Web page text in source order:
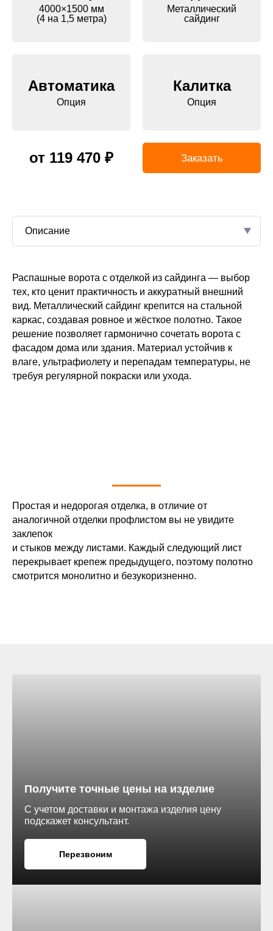
4000×1500 мм
(4 на 1,5 метра)
Металлический
сайдинг
Автоматика
Опция
Калитка
Опция
от 119 470 ₽ Заказать
Описание
Распашные ворота с отделкой из сайдинга — выбор
тех, кто ценит практичность и аккуратный внешний
вид. Металлический сайдинг крепится на стальной
каркас, создавая ровное и жёсткое полотно. Такое
решение позволяет гармонично сочетать ворота с
фасадом дома или здания. Материал устойчив к
влаге, ультрафиолету и перепадам температуры, не
требуя регулярной покраски или ухода.
Простая и недорогая отделка, в отличие от
аналогичной отделки профлистом вы не увидите
заклепок
и стыков между листами. Каждый следующий лист
перекрывает крепеж предыдущего, поэтому полотно
смотрится монолитно и безукоризненно.
Беленый дуб
Медовое дерево
—
может быть
Получите точные цены на изделие
С учетом доставки и монтажа изделия цену
подскажет консультант.
Перезвоним